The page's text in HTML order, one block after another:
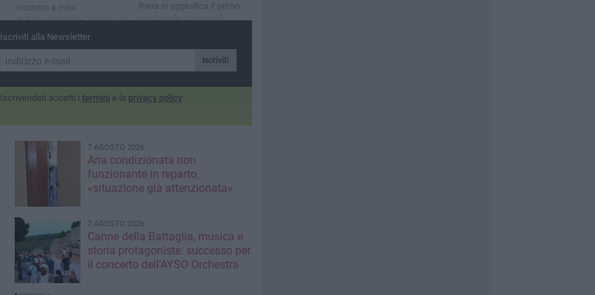
Incontro a cura
dell'Associazione “Iacopo Di
Bari APS"
Rana si aggiudica il primo
posto nelle Camere di
Iscriviti alla Newsletter
Iscriviti
Iscrivendoti accetti i termini e la privacy policy
7 AGOSTO 2026
Aria condizionata non
funzionante in reparto,
«situazione già attenzionata»
7 AGOSTO 2026
Canne della Battaglia, musica e
storia protagoniste: successo per
il concerto dell’AYSO Orchestra